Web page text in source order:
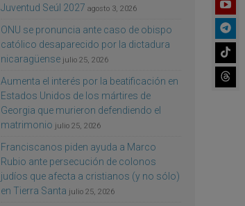
Juventud Seúl 2027 agosto 3, 2026
ONU se pronuncia ante caso de obispo
católico desaparecido por la dictadura
nicaragüense julio 25, 2026
Aumenta el interés por la beatificación en
Estados Unidos de los mártires de
Georgia que murieron defendiendo el
matrimonio julio 25, 2026
Franciscanos piden ayuda a Marco
Rubio ante persecución de colonos
judíos que afecta a cristianos (y no sólo)
en Tierra Santa julio 25, 2026